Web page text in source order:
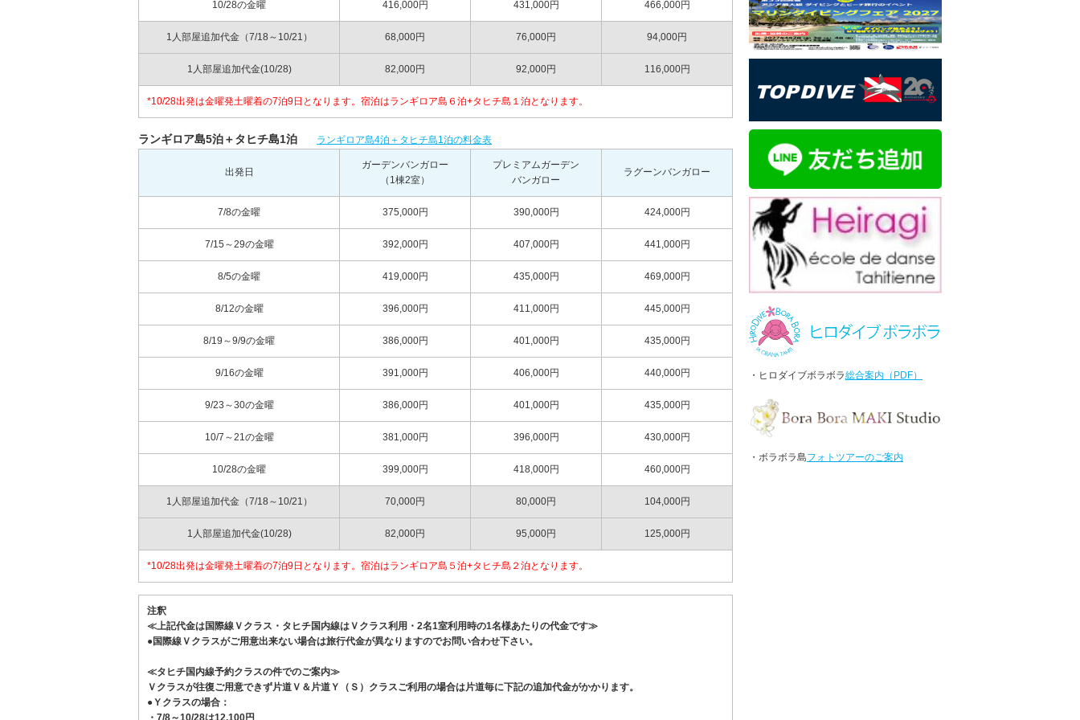
10/28の金曜 416,000円 431,000円 466,000円
1人部屋追加代金（7/18～10/21） 68,000円 76,000円 94,000円
1人部屋追加代金(10/28) 82,000円 92,000円 116,000円
*10/28出発は金曜発土曜着の7泊9日となります。宿泊はランギロア島６泊+タヒチ島１泊となります。
ランギロア島5泊＋タヒチ島1泊 ランギロア島4泊＋タヒチ島1泊の料金表
出発日
ガーデンバンガロー
（1棟2室）
プレミアムガーデン
バンガロー
ラグーンバンガロー
7/8の金曜 375,000円 390,000円 424,000円
7/15～29の金曜 392,000円 407,000円 441,000円
8/5の金曜 419,000円 435,000円 469,000円
8/12の金曜 396,000円 411,000円 445,000円
8/19～9/9の金曜 386,000円 401,000円 435,000円
9/16の金曜 391,000円 406,000円 440,000円
9/23～30の金曜 386,000円 401,000円 435,000円
10/7～21の金曜 381,000円 396,000円 430,000円
10/28の金曜 399,000円 418,000円 460,000円
1人部屋追加代金（7/18～10/21） 70,000円 80,000円 104,000円
1人部屋追加代金(10/28) 82,000円 95,000円 125,000円
*10/28出発は金曜発土曜着の7泊9日となります。宿泊はランギロア島５泊+タヒチ島２泊となります。
注釈
≪上記代金は国際線Ｖクラス・タヒチ国内線はＶクラス利用・2名1室利用時の1名様あたりの代金です≫
●国際線Ｖクラスがご用意出来ない場合は旅行代金が異なりますのでお問い合わせ下さい。
≪タヒチ国内線予約クラスの件でのご案内≫
Ｖクラスが往復ご用意できず片道Ｖ＆片道Ｙ（Ｓ）クラスご利用の場合は片道毎に下記の追加代金がかかります。
●Ｙクラスの場合：
・7/8～10/28は12,100円
・ヒロダイブボラボラ総合案内（PDF）
・ボラボラ島フォトツアーのご案内